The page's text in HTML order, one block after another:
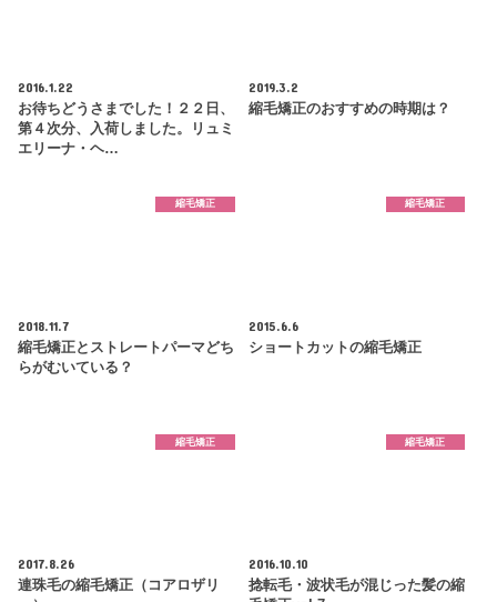
2016.1.22
お待ちどうさまでした！２２日、
第４次分、入荷しました。リュミ
エリーナ・ヘ…
2019.3.2
縮毛矯正のおすすめの時期は？
縮毛矯正
2018.11.7
縮毛矯正とストレートパーマどち
らがむいている？
縮毛矯正
2015.6.6
ショートカットの縮毛矯正
縮毛矯正
2017.8.26
連珠毛の縮毛矯正（コアロザリ
縮毛矯正
2016.10.10
捻転毛・波状毛が混じった髪の縮